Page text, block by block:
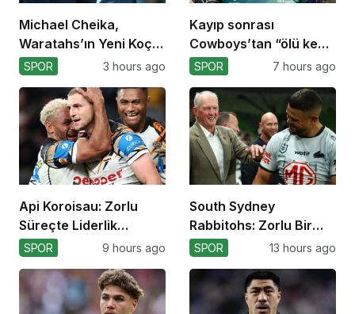
Michael Cheika,
Waratahs’ın Yeni Koçu
Olabilir!
SPOR 3 hours ago
Kayıp sonrası
Cowboys’tan “ölü kedi”
atılımı!
SPOR 7 hours ago
Api Koroisau: Zorlu
Süreçte Liderlik
Mücadelesi
SPOR 9 hours ago
South Sydney
Rabbitohs: Zorlu Bir
Off-Season Bekliyor
SPOR 13 hours ago